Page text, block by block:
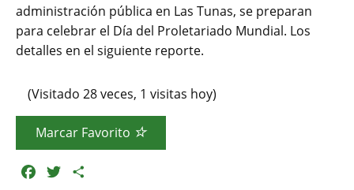
administración pública en Las Tunas, se preparan
para celebrar el Día del Proletariado Mundial. Los
detalles en el siguiente reporte.
(Visitado 28 veces, 1 visitas hoy)
Marcar Favorito